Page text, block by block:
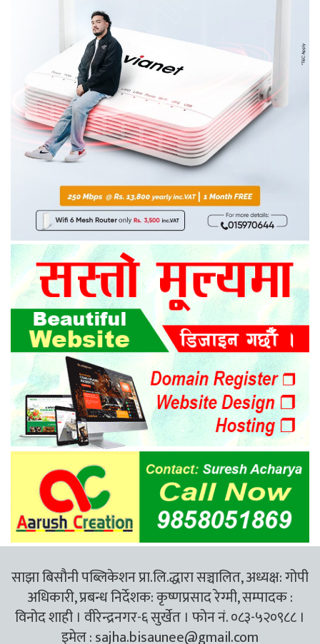
साझा बिसौनी पब्लिकेशन प्रा.लि.द्धारा सञ्चालित, अध्यक्ष: गोपी
अधिकारी, प्रबन्ध निर्देशक: कृष्णप्रसाद रेग्मी, सम्पादक :
विनोद शाही । वीरेन्द्रनगर-६ सुर्खेत । फोन नं. ०८३-५२०९८८ ।
इमेल :sajha.bisaunee@gmail.com